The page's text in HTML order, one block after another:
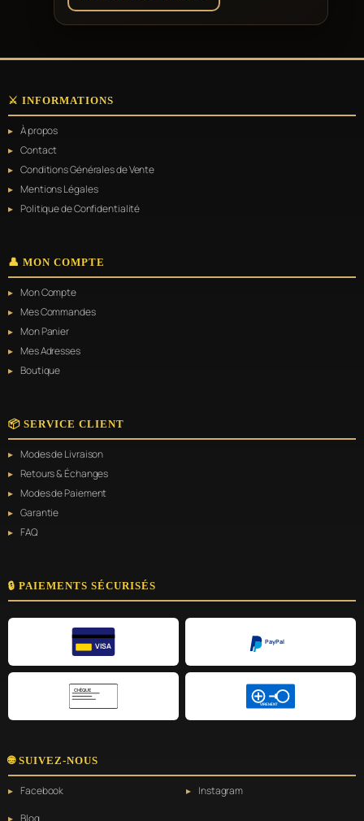
⚔️ INFORMATIONS
À propos
Contact
Conditions Générales de Vente
Mentions Légales
Politique de Confidentialité
👤 MON COMPTE
Mon Compte
Mes Commandes
Mon Panier
Mes Adresses
Boutique
📦 SERVICE CLIENT
Modes de Livraison
Retours & Échanges
Modes de Paiement
Garantie
FAQ
🔒 PAIEMENTS SÉCURISÉS
VISA
PayPal
CHÈQUE
VIREMENT
🌐 SUIVEZ-NOUS
Facebook
Instagram
Blog